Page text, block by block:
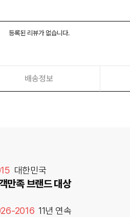
등록된 리뷰가 없습니다.
배송정보
대한민국
만족 브랜드 대상
2016 11년 연속